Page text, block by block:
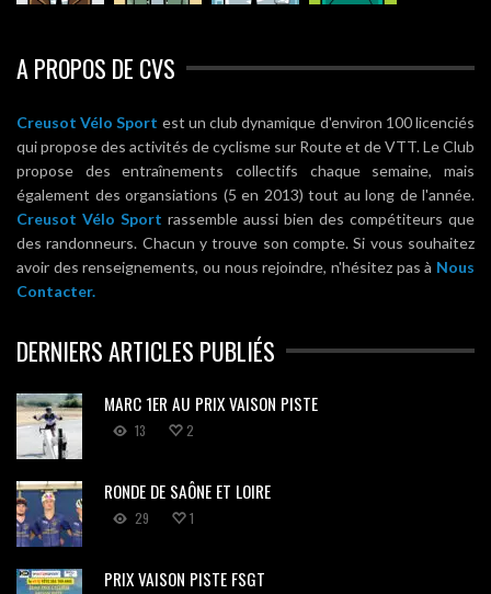
A PROPOS DE CVS
Creusot Vélo Sport est un club dynamique d'environ 100 licenciés
qui propose des activités de cyclisme sur Route et de VTT. Le Club
propose des entraînements collectifs chaque semaine, mais
également des organsiations (5 en 2013) tout au long de l'année.
Creusot Vélo Sport rassemble aussi bien des compétiteurs que
des randonneurs. Chacun y trouve son compte. Si vous souhaitez
avoir des renseignements, ou nous rejoindre, n'hésitez pas à Nous
Contacter.
DERNIERS ARTICLES PUBLIÉS
MARC 1ER AU PRIX VAISON PISTE
13 2
RONDE DE SAÔNE ET LOIRE
29 1
PRIX VAISON PISTE FSGT